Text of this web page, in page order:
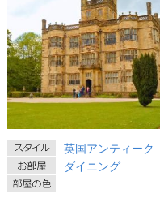
英国アンティーク
ダイニング